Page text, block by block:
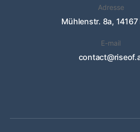
Adresse
Mühlenstr. 8a, 14167
E-mail